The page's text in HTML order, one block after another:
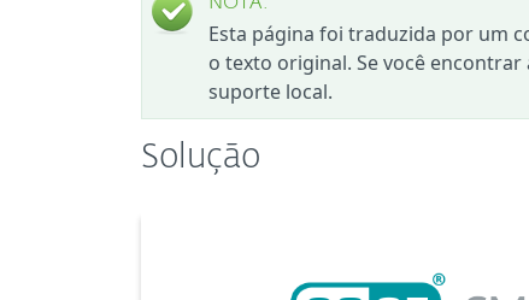
Esta página foi traduzida por um
o texto original. Se você
suporte local.
Solução